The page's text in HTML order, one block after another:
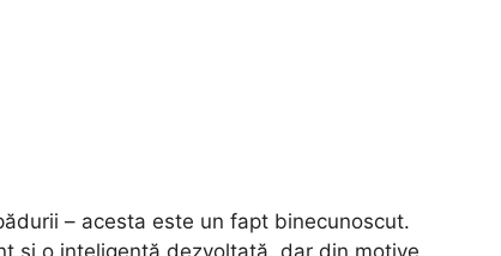
– acesta este un fapt binecunoscut.
și o inteligență dezvoltată, dar din motive